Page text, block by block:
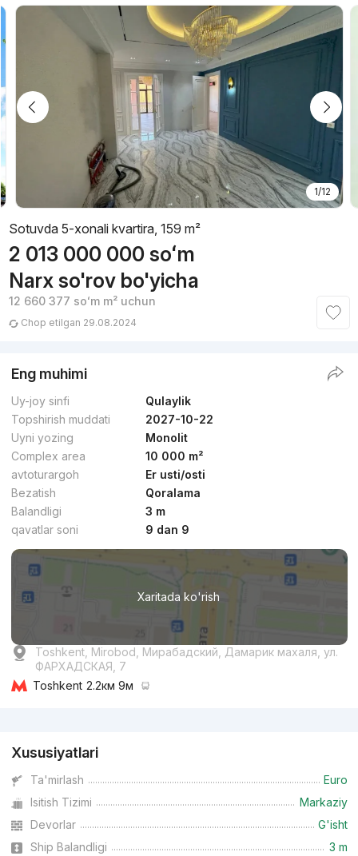
1/12
Sotuvda 5-xonali kvartira, 159 m²
2 013 000 000 soʻm
Narx so'rov bo'yicha
12 660 377 soʻmm² uchun
Chop etilgan 29.08.2024
Eng muhimi
Uy-joy sinfi
Qulaylik
Topshirish muddati
2027-10-22
Uyni yozing
Monolit
Complex area
10 000 m²
avtoturargoh
Er usti/osti
Bezatish
Qoralama
Balandligi
3 m
qavatlar soni
9 dan 9
Xaritada ko'rish
Toshkent, Mirobod, Мирабадский, Дамарик махаля, ул.
ФАРХАДСКАЯ, 7
Toshkent 2.2км 9м
Xususiyatlari
Ta'mirlash
Euro
Isitish Tizimi
Markaziy
Devorlar
G'isht
Ship Balandligi
3 m